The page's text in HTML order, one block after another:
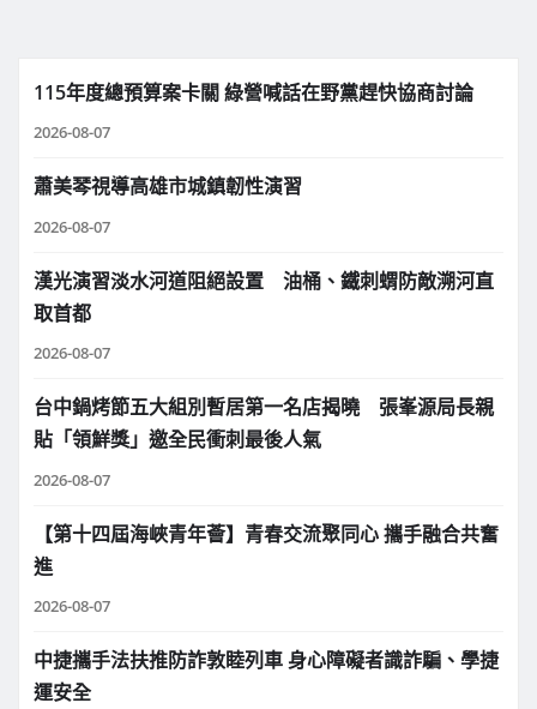
115年度總預算案卡關 綠營喊話在野黨趕快協商討論
2026-08-07
蕭美琴視導高雄市城鎮韌性演習
2026-08-07
漢光演習淡水河道阻絕設置 油桶、鐵刺蝟防敵溯河直
取首都
2026-08-07
台中鍋烤節五大組別暫居第一名店揭曉 張峯源局長親
貼「領鮮獎」邀全民衝刺最後人氣
2026-08-07
【第十四屆海峽青年薈】青春交流聚同心 攜手融合共奮
進
2026-08-07
中捷攜手法扶推防詐敦睦列車 身心障礙者識詐騙、學捷
運安全